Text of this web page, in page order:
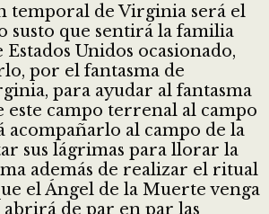
temporal de Virginia será el
que sentirá la familia
Unidos ocasionado,
por el fantasma de
para ayudar al fantasma
este campo terrenal al campo
acompañarlo al campo de la
sus lágrimas para llorar la
además de realizar el ritual
el Ángel de la Muerte venga
de par en par las